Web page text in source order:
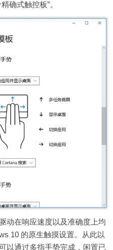
确式触控板”。
动在响应速度以及准确度上均
10 的原生触摸设置。从此以
以通过多指手势完成，闲置已